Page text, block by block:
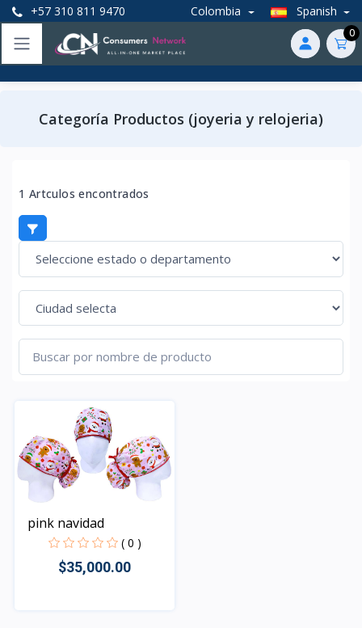
+57 310 811 9470 Colombia Spanish
0
Categoría Productos (joyeria y relojeria)
1 Artculos encontrados
pink navidad
( 0 )
$35,000.00